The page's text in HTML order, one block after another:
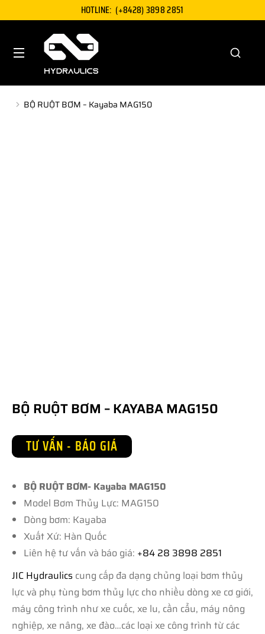
HOTLINE: (+8428) 3898 2851
You are here:
BỘ RUỘT BƠM – Kayaba MAG150
BỘ RUỘT BƠM – KAYABA MAG150
TƯ VẤN - BÁO GIÁ
BỘ RUỘT BƠM- Kayaba MAG150
Model Bơm Thủy Lực: MAG150
Dòng bơm: Kayaba
Xuất Xứ: Hàn Quốc
Liên hệ tư vấn và báo giá: +84 28 3898 2851
JIC Hydraulics cung cấp đa dạng chủng loại bơm thủy
lực và phụ tùng bơm thủy lực cho nhiều dòng xe cơ giới,
máy công trình như xe cuốc, xe lu, cần cẩu, máy nông
nghiệp, xe nâng, xe đào…các loại xe công trình từ các